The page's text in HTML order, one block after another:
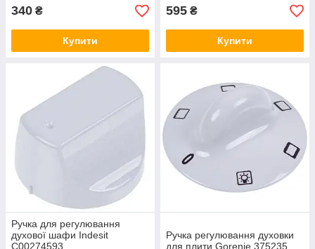
340 ₴
Купити
595 ₴
Купити
Ручка для регулювання
духової шафи Indesit
C00274593
Ручка регулювання духовки
для плити Gorenje 375235